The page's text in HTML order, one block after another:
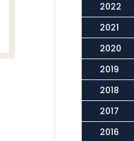
2022
2021
2020
2019
2018
2017
2016